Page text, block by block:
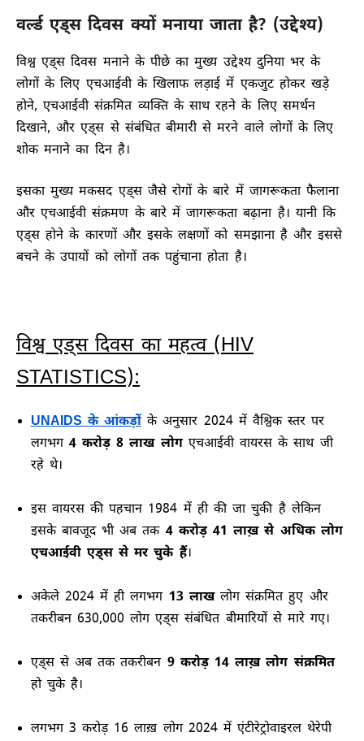
वर्ल्ड एड्स दिवस क्यों मनाया जाता है? (उद्देश्य)
विश्व एड्स दिवस मनाने के पीछे का मुख्य उद्देश्य दुनिया भर के
लोगों के लिए एचआईवी के खिलाफ लड़ाई में एकजुट होकर खड़े
होने, एचआईवी संक्रमित व्यक्ति के साथ रहने के लिए समर्थन
दिखाने, और एड्स से संबंधित बीमारी से मरने वाले लोगों के लिए
शोक मनाने का दिन है।
इसका मुख्य मकसद एड्स जैसे रोगों के बारे में जागरूकता फैलाना
और एचआईवी संक्रमण के बारे में जागरूकता बढ़ाना है। यानी कि
एड्स होने के कारणों और इसके लक्षणों को समझाना है और इससे
बचने के उपायों को लोगों तक पहुंचाना होता है।
विश्व एड्स दिवस का महत्व (HIV
STATISTICS):
UNAIDS के आंकड़ों के अनुसार 2024 में वैश्विक स्तर पर
लगभग 4 करोड़ 8 लाख लोगएचआईवी वायरस के साथ जी
रहे थे।
इस वायरस की पहचान 1984 में ही की जा चुकी है लेकिन
इसके बावजूद भी अब तक 4 करोड़ 41 लाख़ से अधिक लोग
एचआईवी एड्स से मर चुके हैं।
अकेले 2024 में ही लगभग 13 लाखलोग संक्रमित हुए और
तकरीबन 630,000 लोग एड्स संबंधित बीमारियों से मारे गए।
एड्स से अब तक तकरीबन 9 करोड़ 14 लाख़ लोग संक्रमित
हो चुके है।
लगभग 3 करोड़ 16 लाख़ लोग 2024 में एंटीरेट्रोवाइरल थेरेपी